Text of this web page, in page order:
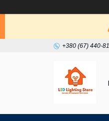
+380 (67) 440-